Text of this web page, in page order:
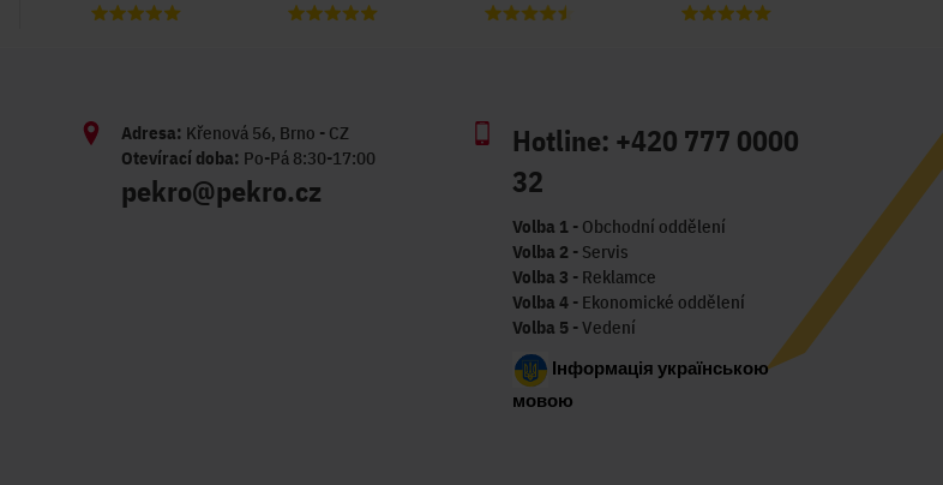
Adresa: Křenová 56, Brno - CZ
Otevírací doba: Po-Pá 8:30-17:00
pekro@pekro.cz
Hotline: +420 777 0000
32
Volba 1 - Obchodní oddělení
Volba 2 - Servis
Volba 3 - Reklamce
Volba 4 - Ekonomické oddělení
Volba 5 - Vedení
Інформація українською
мовою